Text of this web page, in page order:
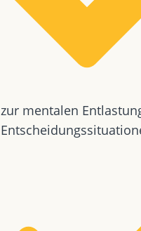
zur mentalen